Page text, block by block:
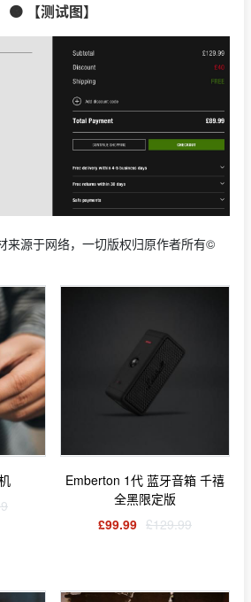
🟠 【测试图】
来源于网络，一切版权归原作者所有©
Emberton 1代 蓝牙音箱 千禧
全黑限定版
£99.99 £129.99